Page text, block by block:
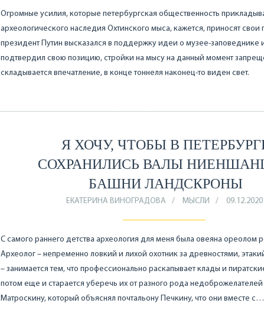
Огромные усилия, которые петербургская общественность
археологического наследия Охтинского мыса, кажется, приносят свои
президент Путин высказался в поддержку идеи о музее-заповеднике
подтвердил свою позицию, стройки на мысу на данный момент
складывается впечатление, в конце тоннеля наконец-то виден свет.
Я ХОЧУ, ЧТОБЫ В
СОХРАНИЛИСЬ ВАЛЫ
БАШНИ ЛАНДСКРОНЫ
ЕКАТЕРИНА ВИНОГРАДОВА МЫСЛИ 09.12.2020
С самого раннего детства археология для меня была овеяна ореолом
Археолог – непременно ловкий и лихой охотник за древностями,
– занимается тем, что профессионально раскапывает клады и
потом еще и старается уберечь их от разного рода
Матроскину, который объяснял почтальону Печкину, что они вместе с…